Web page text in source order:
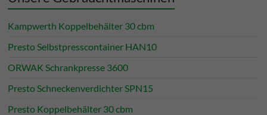
Kampwerth Koppelbehälter 30 cbm
Presto Selbstpresscontainer HAN10
ORWAK Schrankpresse 3600
Presto Schneckenverdichter SPN15
Presto Koppelbehälter 30 cbm